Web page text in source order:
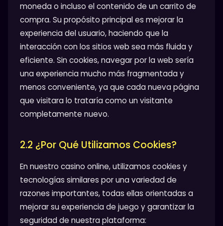
moneda o incluso el contenido de un carrito de
compra. Su propósito principal es mejorar la
experiencia del usuario, haciendo que la
interacción con los sitios web sea más fluida y
eficiente. Sin cookies, navegar por la web sería
una experiencia mucho más fragmentada y
menos conveniente, ya que cada nueva página
que visitara lo trataría como un visitante
completamente nuevo.
2.2 ¿Por Qué Utilizamos Cookies?
En nuestro casino online, utilizamos cookies y
tecnologías similares por una variedad de
razones importantes, todas ellas orientadas a
mejorar su experiencia de juego y garantizar la
seguridad de nuestra plataforma: